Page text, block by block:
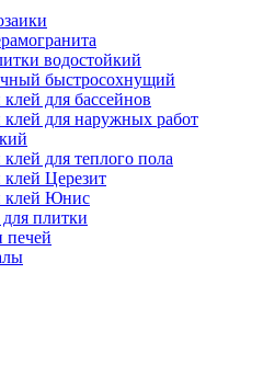
водостойкий
быстросохнущий
для бассейнов
для наружных работ
для теплого пола
Церезит
клей Юнис
плитки
печей